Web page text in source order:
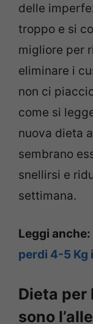
delle
troppo e si
migliore per
eliminare i
non ci
come si
nuova dieta
sembrano
snellirsi e
settimana.
Leggi anche:
perdi 4-5 Kg
Dieta per
sono